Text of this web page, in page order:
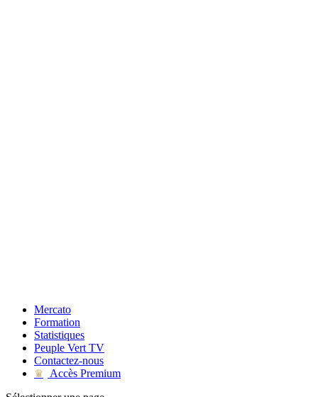
Mercato
Formation
Statistiques
Peuple Vert TV
Contactez-nous
♛
Accès Premium